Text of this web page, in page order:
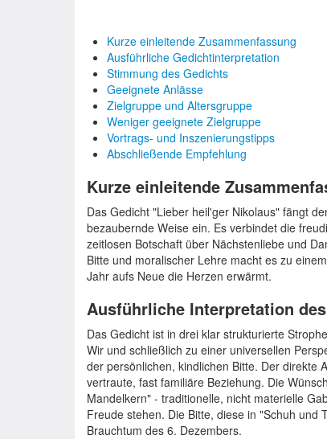
Kurze einleitende Zusammenfassung
Ausführliche Gedichtinterpretation
Stimmung des Gedichts
Geeignete Anlässe
Zielgruppe und Altersgruppe
Weniger geeignete Zielgruppe
Vortrags- und Inszenierungstipps
Abschließende Empfehlung
Kurze einleitende
Das Gedicht "Lieber heil'ger Nikolaus" fängt
bezaubernde Weise ein. Es verbindet die
zeitlosen Botschaft über Nächstenliebe und
Bitte und moralischer Lehre macht es zu
Jahr aufs Neue die Herzen erwärmt.
Ausführliche Interpretation
Das Gedicht ist in drei klar strukturierte
Wir und schließlich zu einer universellen
der persönlichen, kindlichen Bitte. Der direkte
vertraute, fast familiäre Beziehung. Die
Mandelkern" - traditionelle, nicht materielle
Freude stehen. Die Bitte, diese in "Schuh und
Brauchtum des 6. Dezembers.